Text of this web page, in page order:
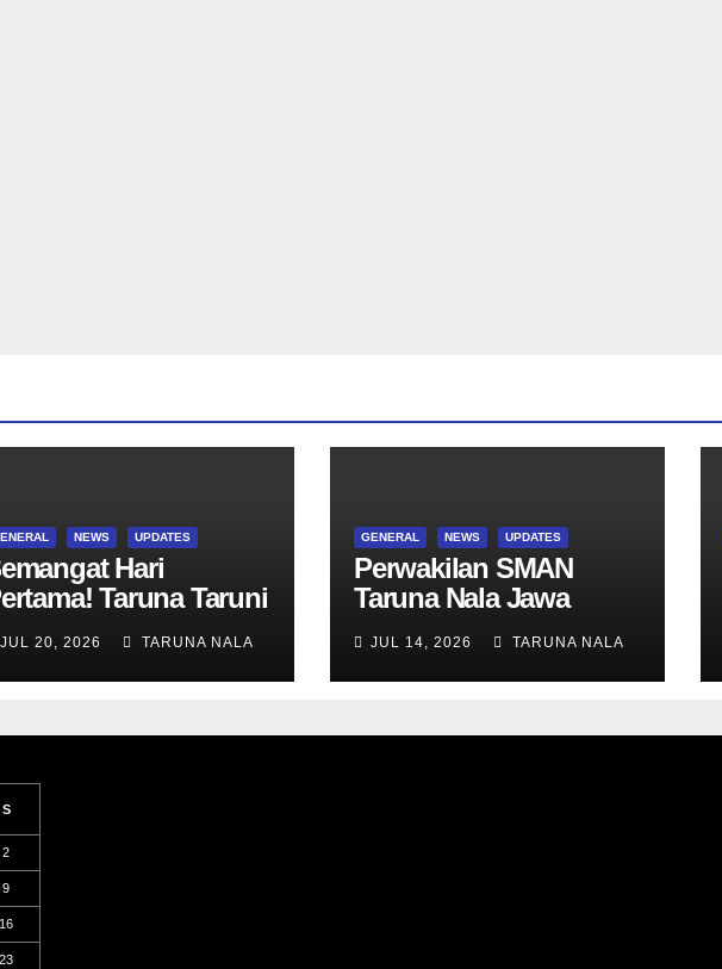
NEWS UPDATES
Hari
Taruna Taruni
Wali Kelas
Tes Asesmen
JUL 20, 2026 TARUNA NALA
GENERAL NEWS UPDATES
Perwakilan SMAN
Taruna Nala Jawa
Camp di Da-Yeh
University, Taiwan
JUL 14, 2026 TARUNA NALA
S
2
9
16
23